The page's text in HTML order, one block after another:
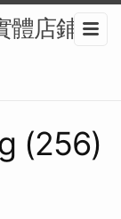
體店鋪曝
(256)